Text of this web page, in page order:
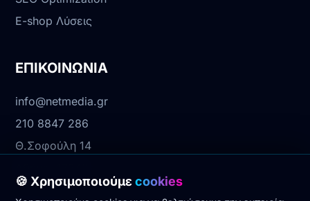
E-shop Λύσεις
ΕΠΙΚΟΙΝΩΝΙΑ
info@netmedia.gr
210 8847 286
Θ.Σοφούλη 14
🍪 Χρησιμοποιούμεcookies